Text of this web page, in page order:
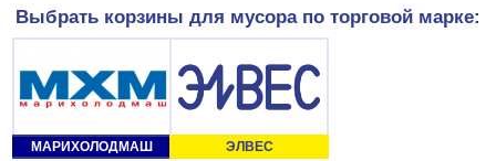
Выбрать корзины для мусора по торговой марке:
МАРИХОЛОДМАШ ЭЛВЕС